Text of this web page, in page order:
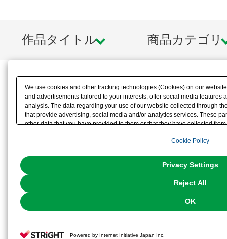
作品タイトル 商品カテゴリ
We use cookies and other tracking technologies (Cookies) on our
and advertisements tailored to your interests, offer social media features
analysis. The data regarding your use of our website collected through
that provide advertising, social media and/or analytics services. These
other data that you have provided to them or that they have collected
the use of all Cookies except for Strictly Necessary Cookies, please
You can change your consent or rejection settings at any time via
Cookie Policy
Privacy Settings
Reject All
OK
Powered by Internet Initiative Japan Inc.